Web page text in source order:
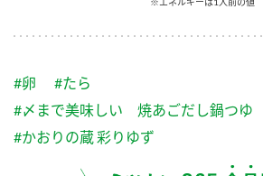
ふりかけ
つゆ
納豆のサイト
PIN印
三ツ判山吹
ミツカンの歴史
ZENB initiative
お客様相談センター
お客様の声をいかしました
#卵
#たら
#〆まで美味しい 焼あごだし鍋つゆ
#かおりの蔵 彩りゆず